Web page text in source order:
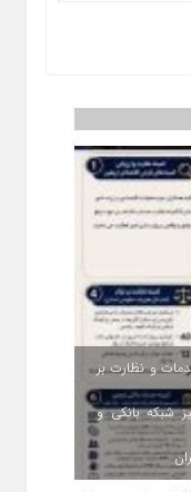
خدمات و نظارت بر
ارز، تجهیز شبکه بانکی و